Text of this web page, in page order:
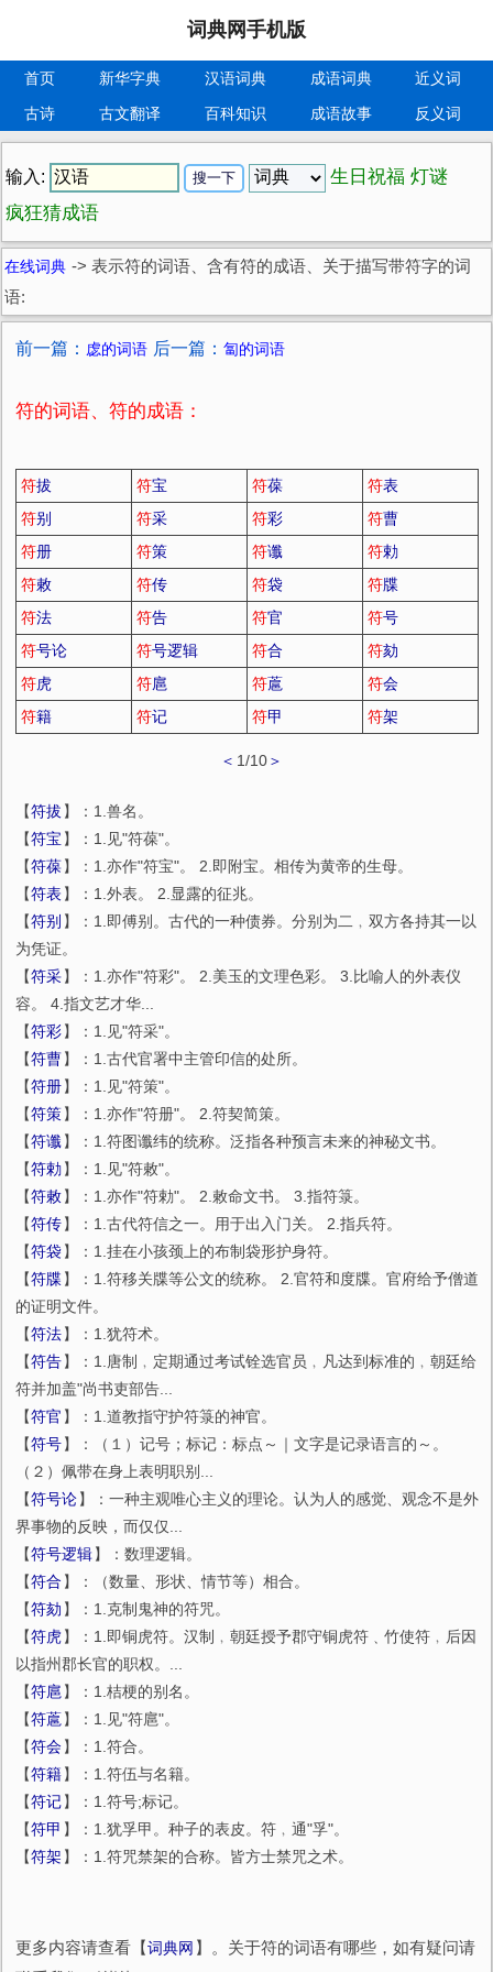
词典网手机版
首页 新华字典 汉语词典 成语词典
近义词
古诗
古文翻译 百科知识 成语故事 反义词
输入: 生日祝福 灯谜
疯狂猜成语
在线词典 -> 表示符的词语、含有符的成语、关于描写带符字的词
语:
前一篇： 虙的词语 后一篇： 匐的词语
符的词语、符的成语：
符拔 符宝 符葆 符表
符别 符采 符彩 符曹
符册 符策 符谶 符勅
符敕 符传 符袋 符牒
符法 符告 符官 符号
符号论 符号逻辑 符合 符劾
符虎 符扈 符蔰 符会
符籍 符记 符甲 符架
＜ 1/10＞
【符拔 】：1.兽名。
【符宝 】：1.见"符葆"。
【符葆】：1.亦作"符宝"。 2.即附宝。相传为黄帝的生母。
【符表】：1.外表。 2.显露的征兆。
【符别 】：1.即傅别。古代的一种债券。分别为二﹐双方各持其一以
为凭证。
【符采】：1.亦作"符彩"。 2.美玉的文理色彩。 3.比喻人的外表仪
容。 4.指文艺才华...
【符彩】：1.见"符采"。
【符曹】：1.古代官署中主管印信的处所。
【符册】：1.见"符策"。
【符策】：1.亦作"符册"。 2.符契简策。
【符谶】：1.符图谶纬的统称。泛指各种预言未来的神秘文书。
【符勅】：1.见"符敕"。
【符敕】：1.亦作"符勅"。 2.敕命文书。 3.指符箓。
【符传】：1.古代符信之一。用于出入门关。 2.指兵符。
【符袋】：1.挂在小孩颈上的布制袋形护身符。
【符牒 】：1.符移关牒等公文的统称。 2.官符和度牒。官府给予僧道
的证明文件。
【符法】：1.犹符术。
【符告】：1.唐制﹐定期通过考试铨选官员﹐凡达到标准的﹐朝廷给
符并加盖"尚书吏部告...
【符官 】：1.道教指守护符箓的神官。
【符号】：（１）记号；标记：标点～｜文字是记录语言的～。
（２）佩带在身上表明职别...
【符号论】：一种主观唯心主义的理论。认为人的感觉、观念不是外
界事物的反映，而仅仅...
【符号逻辑】：数理逻辑。
【符合 】：（数量、形状、情节等）相合。
【符劾 】：1.克制鬼神的符咒。
【符虎】：1.即铜虎符。汉制﹐朝廷授予郡守铜虎符﹑竹使符﹐后因
以指州郡长官的职权。...
【符扈 】：1.桔梗的别名。
【符蔰】：1.见"符扈"。
【符会】：1.符合。
【符籍】：1.符伍与名籍。
【符记】：1.符号;标记。
【符甲 】：1.犹孚甲。种子的表皮。符﹐通"孚"。
【符架 】：1.符咒禁架的合称。皆方士禁咒之术。
更多内容请查看【词典网 】。关于符的词语有哪些，如有疑问请